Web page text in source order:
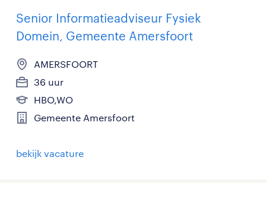
Senior Informatieadviseur Fysiek
Domein, Gemeente Amersfoort
AMERSFOORT
36 uur
HBO,WO
Gemeente Amersfoort
bekijk vacature